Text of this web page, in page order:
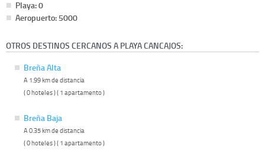
Playa: 0
Aeropuerto: 5000
OTROS DESTINOS CERCANOS A PLAYA CANCAJOS:
Breña Alta
A 1.99 km de distancia
( 0 hoteles ) ( 1 apartamento )
Breña Baja
A 0.35 km de distancia
( 0 hoteles ) ( 1 apartamento )